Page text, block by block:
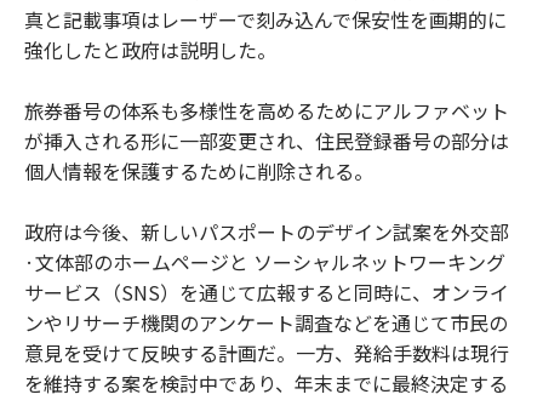
真と記載事項はレーザーで刻み込んで保安性を画期的に
強化したと政府は説明した。
旅券番号の体系も多様性を高めるためにアルファベット
が挿入される形に一部変更され、住民登録番号の部分は
個人情報を保護するために削除される。
政府は今後、新しいパスポートのデザイン試案を外交部
·文体部のホームページと ソーシャルネットワーキング
サービス（SNS）を通じて広報すると同時に、オンライ
ンやリサーチ機関のアンケート調査などを通じて市民の
意見を受けて反映する計画だ。一方、発給手数料は現行
を維持する案を検討中であり、年末までに最終決定する